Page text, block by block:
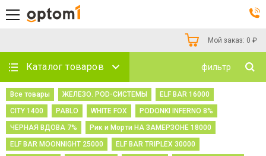
Мой заказ: 0 ₽
Каталог товаров фильтр
Все товары ЖЕЛЕЗО. POD-СИСТЕМЫ
ELF BAR 16000
CITY 1400
PABLO WHITE FOX
PODONKI INFERNO 8%
ЧЕРНАЯ ВДОВА 7%
Рик и Морти НА ЗАМЕРЗОНЕ 18000
ELF BAR MOONNIGHT 25000
ELF BAR TRIPLEX 30000